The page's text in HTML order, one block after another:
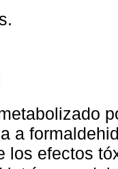
a
los efectos